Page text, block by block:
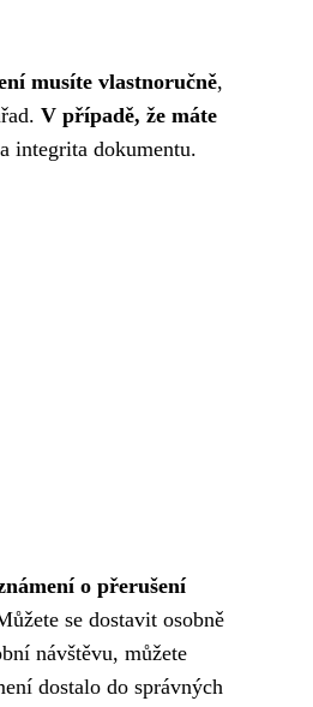
musíte vlastnoručně,
V případě, že máte
integrita dokumentu.
o přerušení
se dostavit osobně
návštěvu, můžete
dostalo do správných